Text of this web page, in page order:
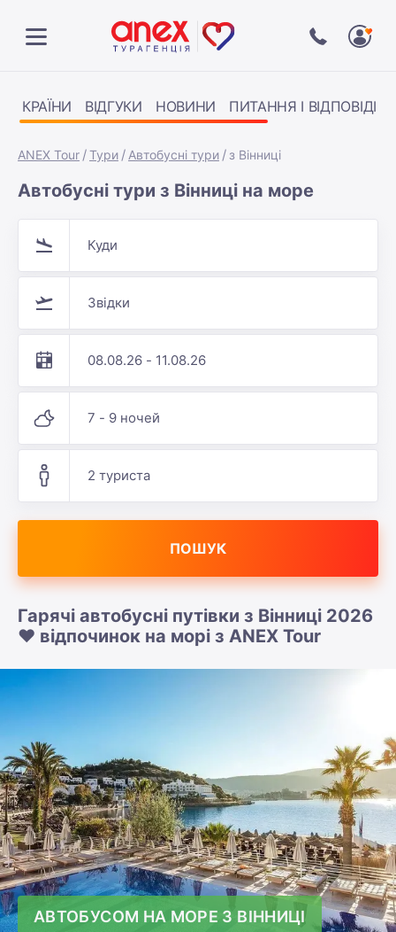
КРАЇНИ ВІДГУКИ НОВИНИ ПИТАННЯ І ВІДПОВІДІ
ANEX Tour Тури Автобусні тури з Вінниці
Автобусні тури з Вінниці на море
Куди
Звідки
08.08.26 - 11.08.26
7 - 9 ночей
2 туриста
ПОШУК
Гарячі автобусні путівки з Вінниці 2026
❤️ відпочинок на морі з ANEX Tour
АВТОБУСОМ НА МОРЕ З ВІННИЦІ